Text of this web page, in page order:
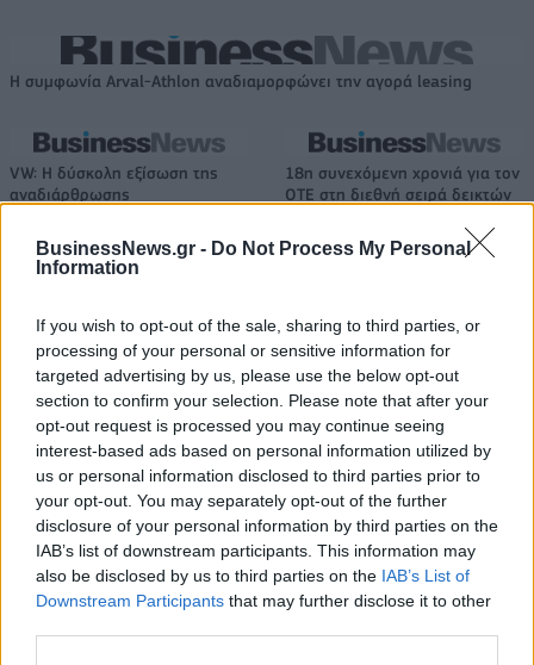
BusinessNews.gr - Do Not Process My Personal
Information
If you wish to opt-out of the sale, sharing to third parties, or
processing of your personal or sensitive information for
targeted advertising by us, please use the below opt-out
section to confirm your selection. Please note that after your
opt-out request is processed you may continue seeing
interest-based ads based on personal information utilized by
us or personal information disclosed to third parties prior to
your opt-out. You may separately opt-out of the further
disclosure of your personal information by third parties on the
IAB’s list of downstream participants. This information may
also be disclosed by us to third parties on the IAB’s List of
Downstream Participants that may further disclose it to other
Η συμφωνία Arval-Athlon αναδιαμορφώνει την αγορά leasing
VW: Η δύσκολη εξίσωση της
αναδιάρθρωσης
18η συνεχόμενη χρονιά για τον
ΟΤΕ στη διεθνή σειρά δεικτών
πύλες του σε όλους
ESG Report 2025: Πώς η ΑΒ Βασιλόπουλος μετατρέπει τη
βιωσιμότητα σε καθημερινή πράξη
ΠΕΡΙΣΣΌΤΕΡΑ ΣΕ ΑΥΤΉ ΤΗΝ ΚΑΤΗΓΟΡΊΑ